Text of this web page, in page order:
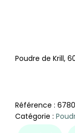
Poudre de Krill,
Référence : 6780
Catégorie :